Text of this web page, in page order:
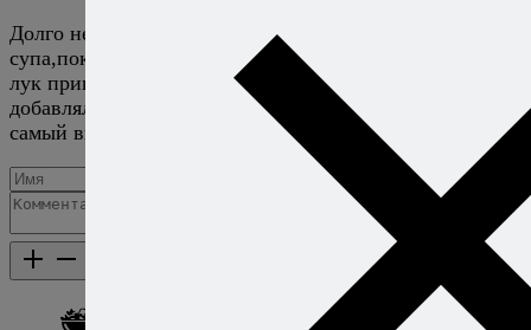
Долго не мог добиться вкуса детства от этого
супа,пока не попал в гости к бабушке, она зелёный
лук припускала в сковороде с парой ложек сметаны и
добавляла в суп в конце,попробовал сам и ураааа,тот
самый вкус,а такая мелочь казалось бы.
Добавить комментарий
Каталог рецептов